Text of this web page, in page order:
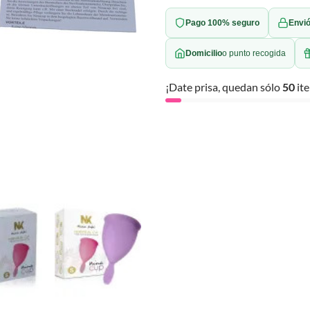
Pago 100% seguro
Domicilioo punto recogida
¡Date prisa, quedan sólo50